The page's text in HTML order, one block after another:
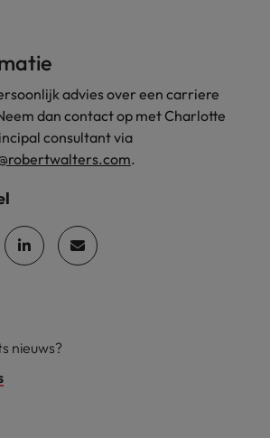
advies over een carriere
dan contact op met Charlotte
consultant via
.
nieuws?